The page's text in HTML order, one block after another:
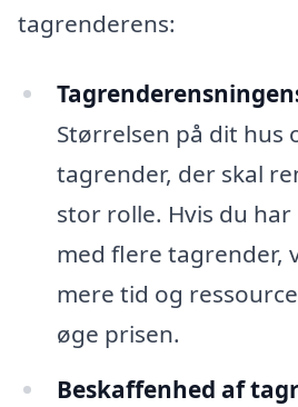
tagrenderens:
Størrelsen på dit hus
tagrender, der skal
stor rolle. Hvis du
med flere tagrender,
mere tid og
øge prisen.
Beskaffenhed af